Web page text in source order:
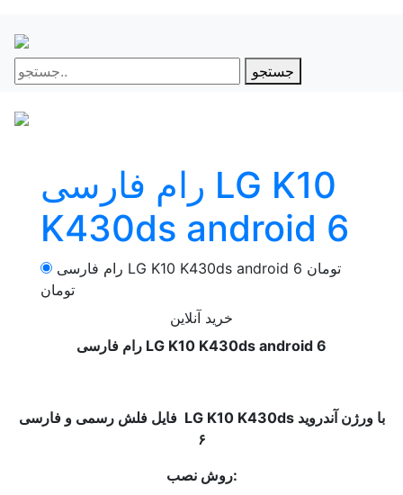
جستجو
رام فارسی LG K10
K430ds android 6
رام فارسی LG K10 K430ds android 6 تومان
تومان
خرید آنلاین
رام فارسی LG K10 K430ds android 6
فایل فلش رسمی و فارسی LG K10 K430ds با ورژن آندروید
۶
روش نصب: